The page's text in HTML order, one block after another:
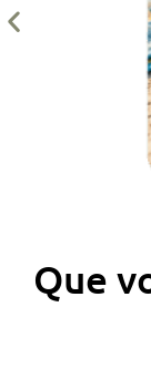
Que